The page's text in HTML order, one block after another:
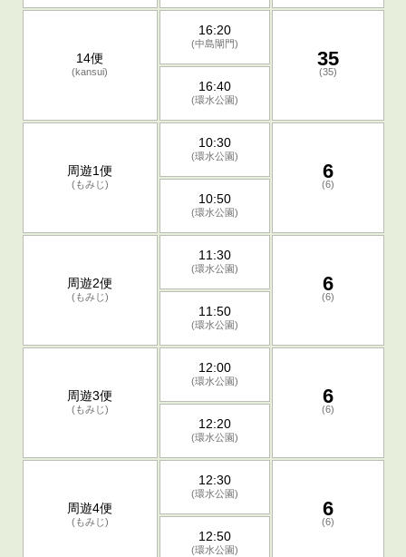
14便
(kansui)
16:20
(中島閘門)
35
(35)
16:40
(環水公園)
周遊1便
(もみじ)
10:30
(環水公園)
6
(6)
10:50
(環水公園)
周遊2便
(もみじ)
11:30
(環水公園)
6
(6)
11:50
(環水公園)
周遊3便
(もみじ)
12:00
(環水公園)
6
(6)
12:20
(環水公園)
周遊4便
(もみじ)
12:30
(環水公園)
6
(6)
12:50
(環水公園)